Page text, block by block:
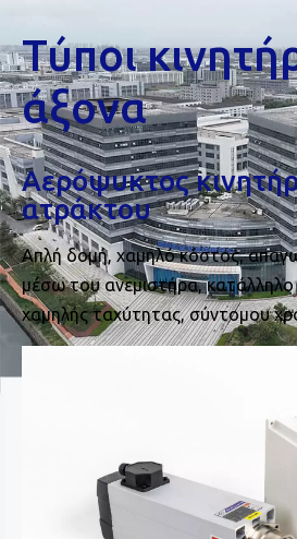
Τύποι
άξονα
Αερόψυκτος
ατράκτου
Απλή δομή, χαμηλό κόστος,
μέσω του ανεμιστήρα, κατάλληλο
χαμηλής ταχύτητας, σύντομου